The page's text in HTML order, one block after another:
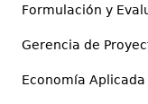
y
de
Aplicada